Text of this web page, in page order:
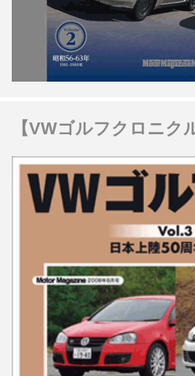
【VWゴルフクロニク